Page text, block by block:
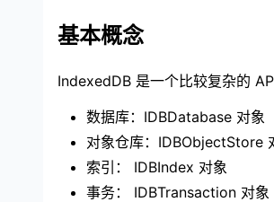
基本概念
IndexedDB 是一个比较复杂的
数据库：IDBDatabase 对象
对象仓库：IDBObjectStore
索引： IDBIndex 对象
事务： IDBTransaction 对象